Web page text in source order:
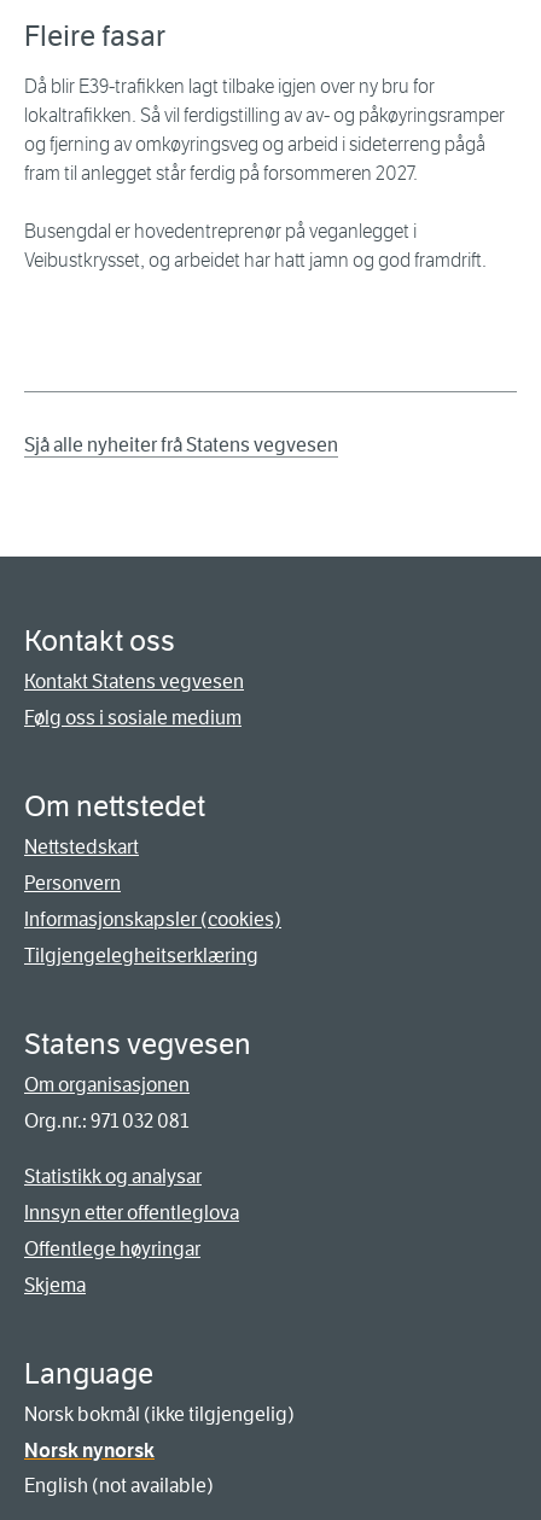
Fleire fasar
Då blir E39-trafikken lagt tilbake igjen over ny bru for
lokaltrafikken. Så vil ferdigstilling av av- og påkøyringsramper
og fjerning av omkøyringsveg og arbeid i sideterreng pågå
fram til anlegget står ferdig på forsommeren 2027.
Busengdal er hovedentreprenør på veganlegget i
Veibustkrysset, og arbeidet har hatt jamn og god framdrift.
Sjå alle nyheiter frå Statens vegvesen
Kontakt oss
Kontakt Statens vegvesen
Følg oss i sosiale medium
Om nettstedet
Nettstedskart
Personvern
Informasjonskapsler (cookies)
Tilgjengelegheitserklæring
Statens vegvesen
Om organisasjonen
Org.nr.: 971 032 081
Statistikk og analysar
Innsyn etter offentleglova
Offentlege høyringar
Skjema
Language
Norsk bokmål (ikke tilgjengelig)
Norsk nynorsk
English (not available)